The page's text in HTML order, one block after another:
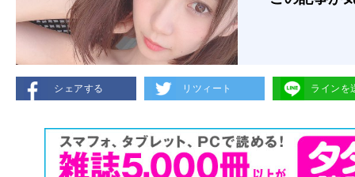
シェアする リツィート ラインを